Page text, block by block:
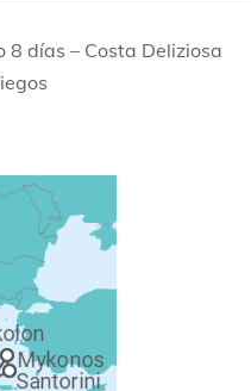
8 días – Costa Deliziosa